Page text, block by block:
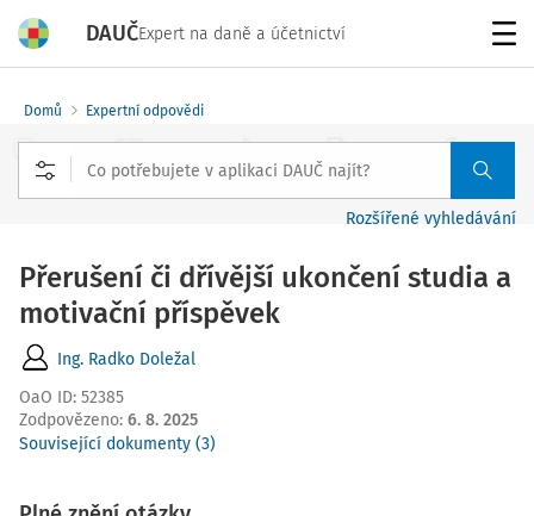
DAUČExpert na daně a účetnictví
Domů Expertní odpovědi
Rozšířené vyhledávání
Přerušení či dřívější ukončení studia a
motivační příspěvek
Ing. Radko Doležal
OaO ID: 52385
Zodpovězeno: 6. 8. 2025
Související dokumenty (3)